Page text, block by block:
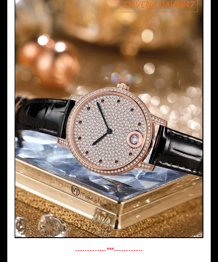
-------------***------------